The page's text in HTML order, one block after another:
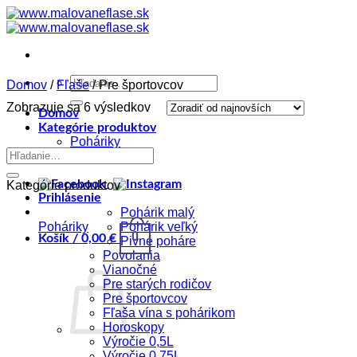
Skip
to
Hľadať:
Domov
Kategórie produktov
Poháriky
Prihlásenie
Košík / 0,00€ 0
Domov / Fľaše /Pre športovcov
Zobrazuje sa 6 výsledkovZoradené
najnovších
Hľadať:
Kategórie produktov
Poháriky
Pohárik malý
Pohárik veľký
Pivné poháre
Povolania
Vianočné
Pre starých rodičov
Pre športovcov
Fľaša vína s pohárikom
Horoskopy
Výročie 0,5L